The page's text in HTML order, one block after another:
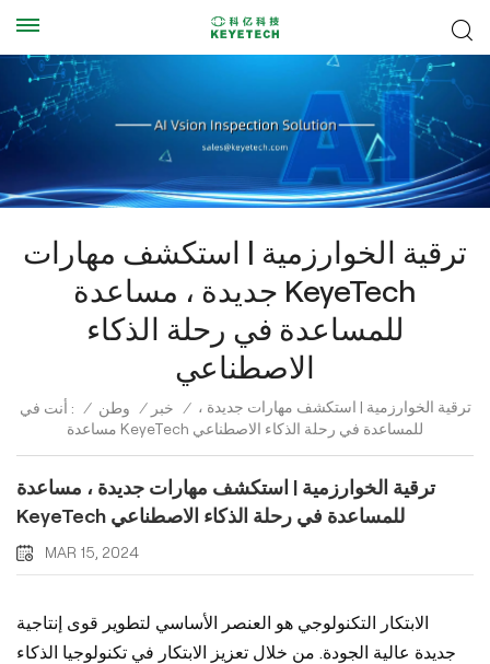
ترقية الخوارزمية | استكشف مهارات
جديدة ، مساعدة KeyeTech
للمساعدة في رحلة الذكاء
الاصطناعي
أنت في : / وطن / خبر / ترقية الخوارزمية | استكشف مهارات جديدة ،
مساعدة KeyeTech للمساعدة في رحلة الذكاء الاصطناعي
ترقية الخوارزمية | استكشف مهارات جديدة ، مساعدة
KeyeTech للمساعدة في رحلة الذكاء الاصطناعي
MAR 15, 2024
الابتكار التكنولوجي هو العنصر الأساسي لتطوير قوى إنتاجية
جديدة عالية الجودة. من خلال تعزيز الابتكار في تكنولوجيا الذكاء